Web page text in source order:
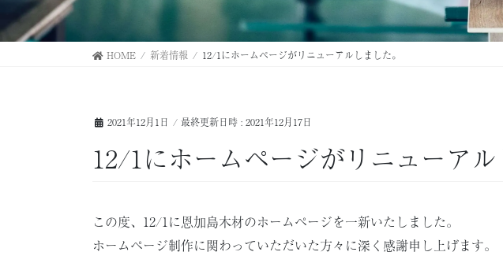
HOME 新着情報 12/1にホームページがリニューアルしました。
2021年12月1日 / 最終更新日時 : 2021年12月17日
12/1にホームページがリニューアル
この度、12/1に恩加島木材のホームページを一新いたしました。
ホームページ制作に関わっていただいた方々に深く感謝申し上げます。